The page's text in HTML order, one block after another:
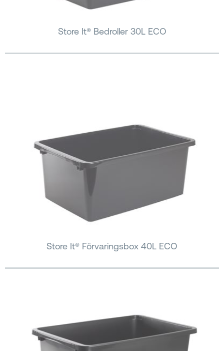
Store It® Bedroller 30L ECO
Store It® Förvaringsbox 40L ECO